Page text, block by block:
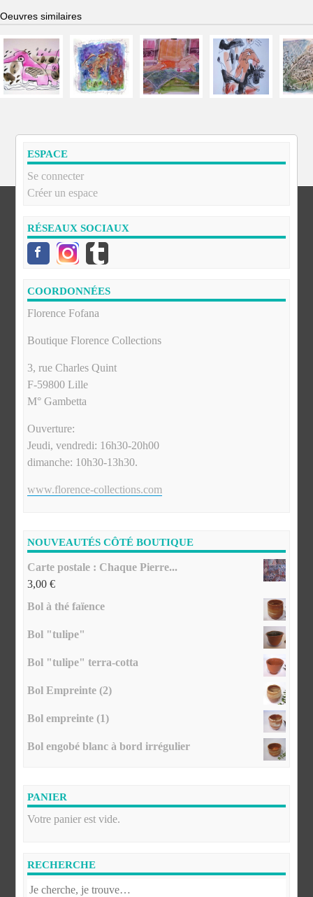
Oeuvres similaires
ESPACE
Se connecter
Créer un espace
RÉSEAUX SOCIAUX
COORDONNÉES
Florence Fofana
Boutique Florence Collections
3, rue Charles Quint
F-59800 Lille
M° Gambetta
Ouverture:
Jeudi, vendredi: 16h30-20h00
dimanche: 10h30-13h30.
www.florence-collections.com
NOUVEAUTÉS CÔTÉ BOUTIQUE
Carte postale : Chaque Pierre...
3,00€
Bol à thé faïence
Bol "tulipe"
Bol "tulipe" terra-cotta
Bol Empreinte (2)
Bol empreinte (1)
Bol engobé blanc à bord irrégulier
PANIER
Votre panier est vide.
RECHERCHE